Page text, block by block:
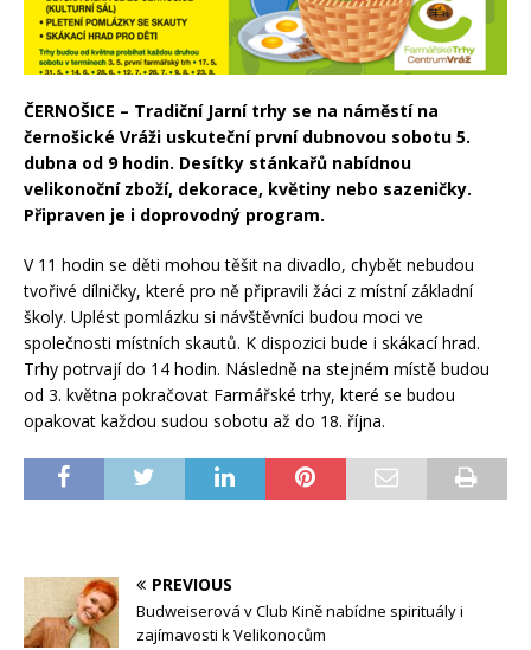
ČERNOŠICE – Tradiční Jarní trhy se na náměstí na
černošické Vráži uskuteční první dubnovou sobotu 5.
dubna od 9 hodin. Desítky stánkařů nabídnou
velikonoční zboží, dekorace, květiny nebo sazeničky.
Připraven je i doprovodný program.
V 11 hodin se děti mohou těšit na divadlo, chybět nebudou
tvořivé dílničky, které pro ně připravili žáci z místní základní
školy. Uplést pomlázku si návštěvníci budou moci ve
společnosti místních skautů. K dispozici bude i skákací hrad.
Trhy potrvají do 14 hodin. Následně na stejném místě budou
od 3. května pokračovat Farmářské trhy, které se budou
opakovat každou sudou sobotu až do 18. října.
PREVIOUS
Budweiserová v Club Kině nabídne spirituály i
zajímavosti k Velikonocům